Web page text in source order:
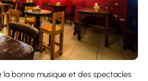
la bonne musique et des spectacles